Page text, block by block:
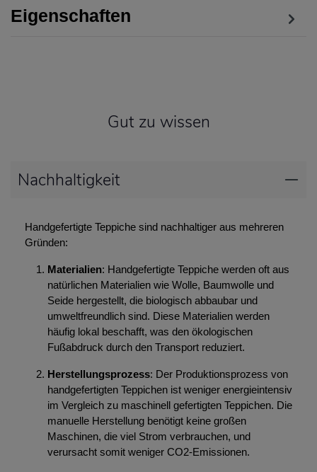
Eigenschaften
Gut zu wissen
Nachhaltigkeit
Handgefertigte Teppiche sind nachhaltiger aus mehreren
Gründen:
Materialien: Handgefertigte Teppiche werden oft aus
natürlichen Materialien wie Wolle, Baumwolle und
Seide hergestellt, die biologisch abbaubar und
umweltfreundlich sind. Diese Materialien werden
häufig lokal beschafft, was den ökologischen
Fußabdruck durch den Transport reduziert.
Herstellungsprozess: Der Produktionsprozess von
handgefertigten Teppichen ist weniger energieintensiv
im Vergleich zu maschinell gefertigten Teppichen. Die
manuelle Herstellung benötigt keine großen
Maschinen, die viel Strom verbrauchen, und
verursacht somit weniger CO2-Emissionen.